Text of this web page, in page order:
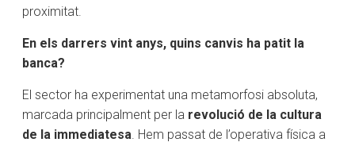
proximitat.
En els darrers vint anys, quins canvis ha patit la
banca?
​El sector ha experimentat una metamorfosi absoluta,
marcada principalment per la revolució de la cultura
de la immediatesa. Hem passat de l’operativa física a